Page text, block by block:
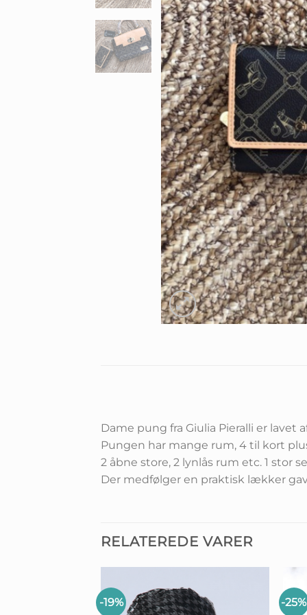
Dame pung fra Giulia Pieralli er
Pungen har mange rum, 4 til kort
2 åbne store, 2 lynlås rum etc. 1 stor
Der medfølger en praktisk lækker
RELATEREDE VARER
-19% -25%